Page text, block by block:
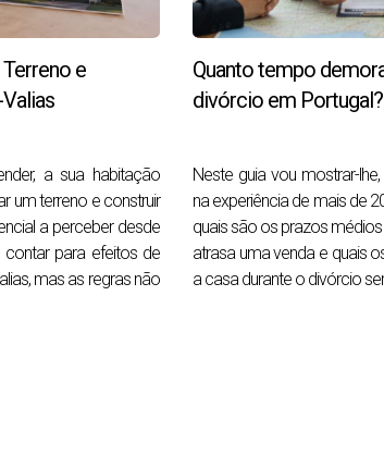
escritura. Pode bloquear muito antes: numa
técnica que ninguém consegue esclarecer.
ou, pelo menos, antes de iniciar visitas.
e
a sua habitação
um terreno e construir
a perceber desde
contar para efeitos de
mas as regras não
Quanto tempo
divórcio em Portugal?
Neste guia vou mostrar-
na experiência de mais de
quais são os prazos
atrasa uma venda e quais
a casa durante o divórcio